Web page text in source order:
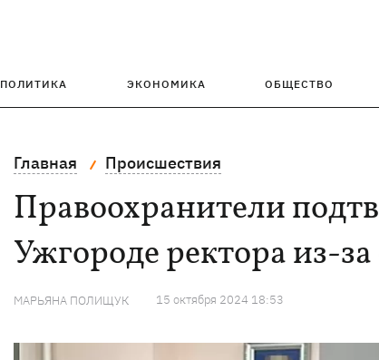
ПОЛИТИКА ЭКОНОМИКА ОБЩЕСТВО
Главная Происшествия
Правоохранители
Ужгороде ректора из-
МАРЬЯНА ПОЛИЩУК 15 октября 2024 18:53